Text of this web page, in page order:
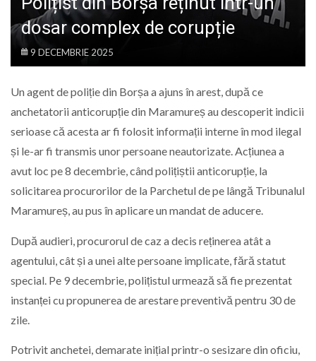
dosar complex de corupție
9 DECEMBRIE 2025
Un agent de poliție din Borșa a ajuns în arest, după ce
anchetatorii anticorupție din Maramureș au descoperit indicii
serioase că acesta ar fi folosit informații interne în mod ilegal
și le-ar fi transmis unor persoane neautorizate. Acțiunea a
avut loc pe 8 decembrie, când polițiștii anticorupție, la
solicitarea procurorilor de la Parchetul de pe lângă Tribunalul
Maramureș, au pus în aplicare un mandat de aducere.
După audieri, procurorul de caz a decis reținerea atât a
agentului, cât și a unei alte persoane implicate, fără statut
special. Pe 9 decembrie, polițistul urmează să fie prezentat
instanței cu propunerea de arestare preventivă pentru 30 de
zile.
Potrivit anchetei, demarate inițial printr-o sesizare din oficiu,